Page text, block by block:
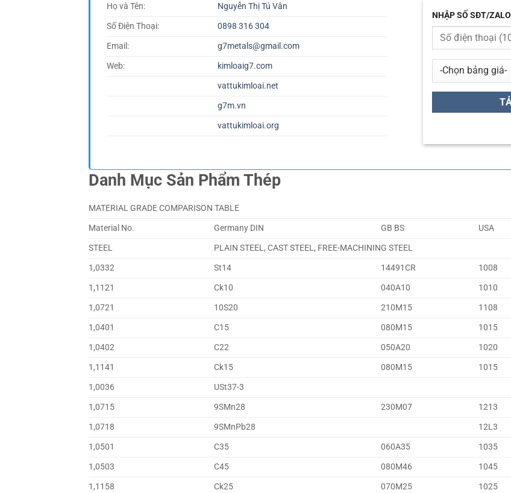
Họ và Tên:
Nguyễn Thị Tú Vân
Số Điện Thoại:
0898 316 304
Email:
g7metals@gmail.com
Web:
kimloaig7.com
vattukimloai.net
g7m.vn
vattukimloai.org
NHẬP SỐ SĐT/ZALO
Danh Mục Sản Phẩm Thép
MATERIAL GRADE COMPARISON TABLE
Material No.
Germany DIN GB BS USA
STEEL
PLAIN STEEL, CAST STEEL, FREE-MACHINING STEEL
1,0332
St14 14491CR
1008
1,1121
Ck10 040A10 1010
1,0721
10S20 210M15
1108
1,0401
C15 080M15 1015
1,0402
C22 050A20 1020
1,1141
Ck15 080M15 1015
1,0036
USt37-3
1,0715
9SMn28 230M07 1213
1,0718
9SMnPb28 12L3
1,0501
C35 060A35 1035
1,0503
C45 080M46 1045
1,1158
Ck25 070M25 1025